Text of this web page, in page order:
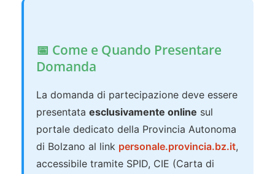
📅 Come e Quando Presentare
Domanda
La domanda di partecipazione deve essere
presentata esclusivamente online sul
portale dedicato della Provincia Autonoma
di Bolzano al link personale.provincia.bz.it,
accessibile tramite SPID, CIE (Carta di